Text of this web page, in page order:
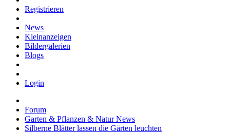
Registrieren
News
Kleinanzeigen
Bildergalerien
Blogs
Login
Forum
Garten & Pflanzen & Natur News
Silberne Blätter lassen die Gärten leuchten